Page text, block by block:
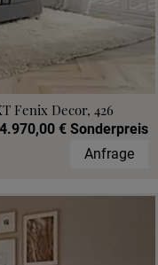
Fenix Decor, 426
4.970,00 € Sonderpreis
Anfrage